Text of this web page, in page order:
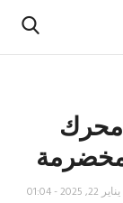
محرك
مخضرمة
يناير 22, 2025 - 01:04